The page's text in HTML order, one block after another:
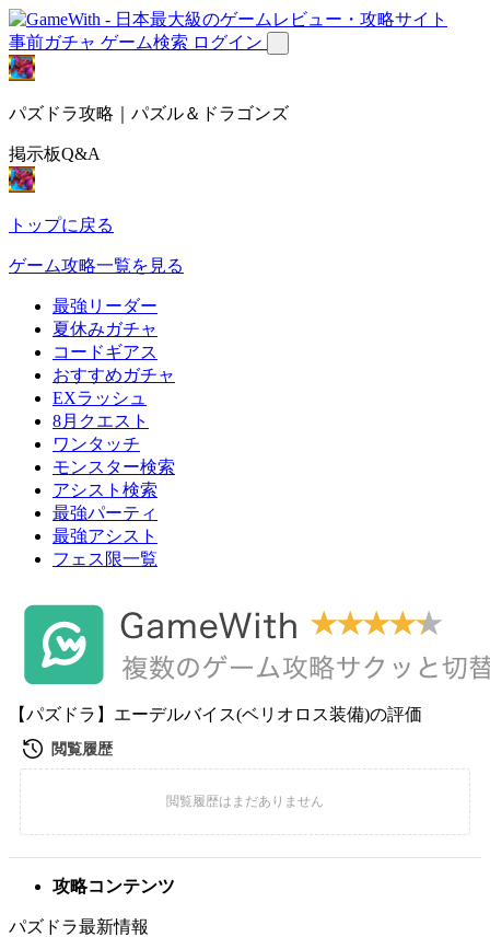
事前ガチャ ゲーム検索 ログイン
パズドラ攻略｜パズル＆ドラゴンズ
掲示板Q&A
トップに戻る
ゲーム攻略一覧を見る
最強リーダー
夏休みガチャ
コードギアス
おすすめガチャ
EXラッシュ
8月クエスト
ワンタッチ
モンスター検索
アシスト検索
最強パーティ
最強アシスト
フェス限一覧
【パズドラ】エーデルバイス(ベリオロス装備)の評価
攻略コンテンツ
パズドラ最新情報